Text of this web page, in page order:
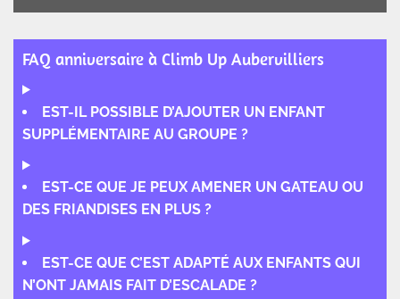
FAQ anniversaire à Climb Up Aubervilliers
EST-IL POSSIBLE D’AJOUTER UN ENFANT
SUPPLÉMENTAIRE AU GROUPE ?
EST-CE QUE JE PEUX AMENER UN GATEAU OU
DES FRIANDISES EN PLUS ?
EST-CE QUE C’EST ADAPTÉ AUX ENFANTS QUI
N’ONT JAMAIS FAIT D’ESCALADE ?